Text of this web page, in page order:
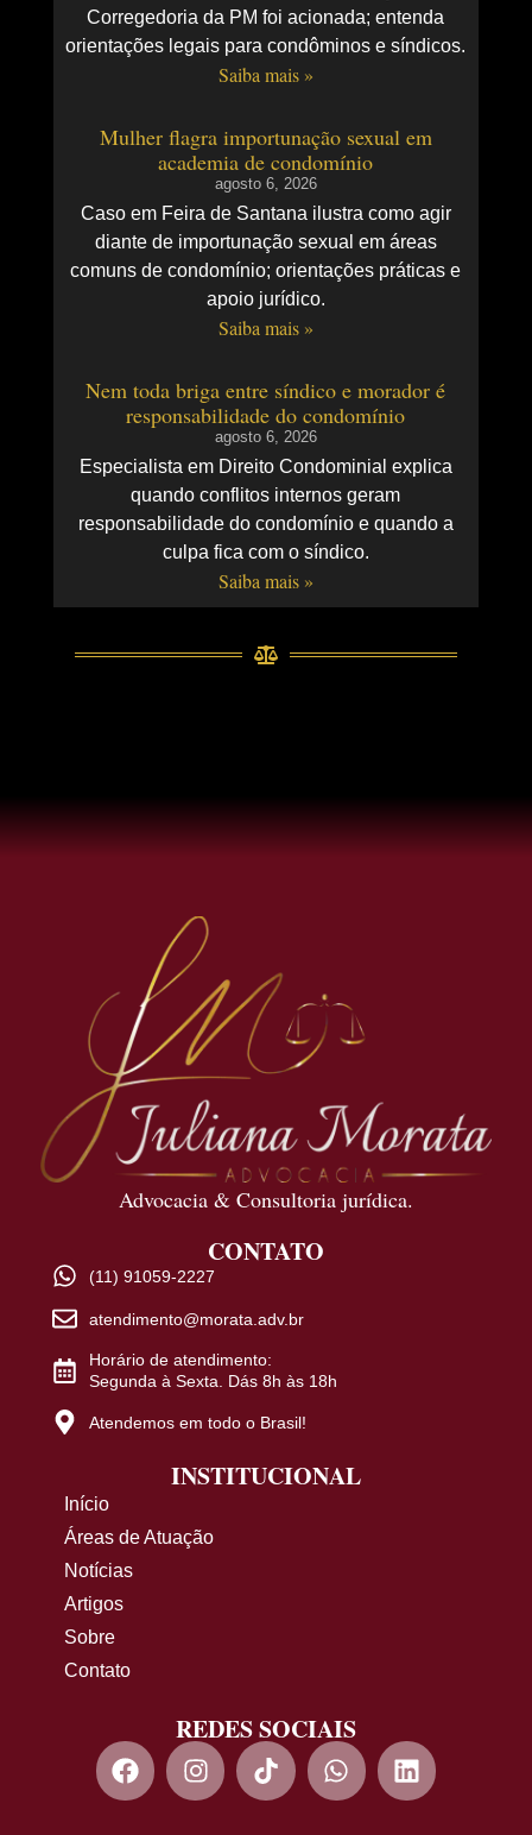
Corregedoria da PM foi acionada; entenda
orientações legais para condôminos e síndicos.
Saiba mais »
Mulher flagra importunação sexual em
academia de condomínio
agosto 6, 2026
Caso em Feira de Santana ilustra como agir
diante de importunação sexual em áreas
comuns de condomínio; orientações práticas e
apoio jurídico.
Saiba mais »
Nem toda briga entre síndico e morador é
responsabilidade do condomínio
agosto 6, 2026
Especialista em Direito Condominial explica
quando conflitos internos geram
responsabilidade do condomínio e quando a
culpa fica com o síndico.
Saiba mais »
Advocacia & Consultoria jurídica.
CONTATO
(11) 91059-2227
atendimento@morata.adv.br
Horário de atendimento:
Segunda à Sexta. Dás 8h às 18h
Atendemos em todo o Brasil!
INSTITUCIONAL
Início
Áreas de Atuação
Notícias
Artigos
Sobre
Contato
REDES SOCIAIS